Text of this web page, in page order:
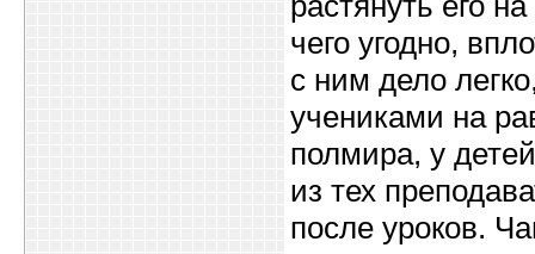
чего угодно,
с ним дело
учениками на
полмира, у
из тех
после уроков.